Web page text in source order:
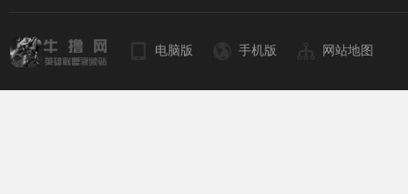
电脑版 手机版 网站地图